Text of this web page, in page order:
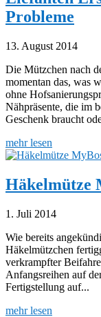
Probleme
13. August 2014
Die Mützchen nach
momentan das, was
ohne
Nähpräsente, die im
Geschenk braucht
mehr lesen
Häkelmütze
1. Juli 2014
Wie bereits
Häkelmützchen
verkrampfter
Anfangsreihen auf
Fertigstellung auf...
mehr lesen